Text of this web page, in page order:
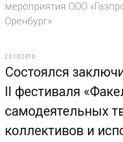
мероприятия ООО
Оренбург»
23.10.2010
Состоялся
II фестиваля
самодеятельных
коллективов и